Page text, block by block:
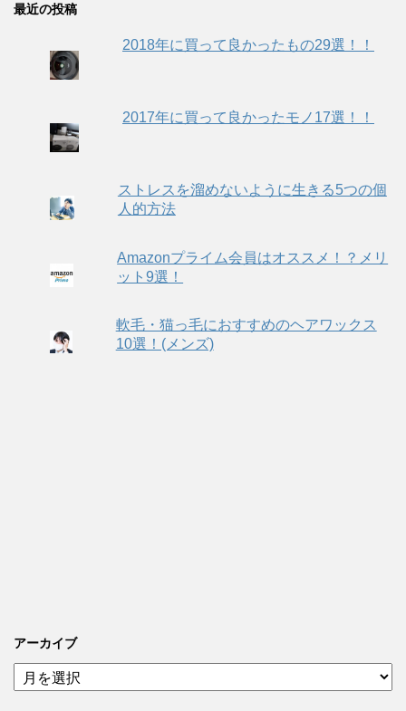
最近の投稿
2018年に買って良かったもの29選！！
2017年に買って良かったモノ17選！！
ストレスを溜めないように生きる5つの個
人的方法
Amazonプライム会員はオススメ！？メリ
ット9選！
軟毛・猫っ毛におすすめのヘアワックス
10選！(メンズ)
アーカイブ
ア
ー